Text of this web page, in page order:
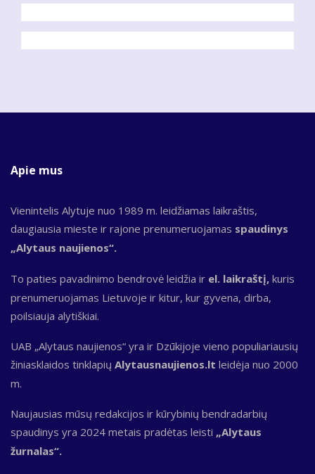
Apie mus
Vienintelis Alytuje nuo 1989 m. leidžiamas laikraštis,
daugiausia mieste ir rajone prenumeruojamas spaudinys
„Alytaus naujienos“.
To paties pavadinimo bendrovė leidžia ir el. laikraštį, kuris
prenumeruojamas Lietuvoje ir kitur, kur gyvena, dirba,
poilsiauja alytiškiai.
UAB „Alytaus naujienos“ yra ir Dzūkijoje vieno populiariausių
žiniasklaidos tinklapių Alytausnaujienos.lt leidėja nuo 2000
m.
Naujausias mūsų redakcijos ir kūrybinių bendradarbių
spaudinys yra 2024 metais pradėtas leisti „Alytaus
žurnalas“.